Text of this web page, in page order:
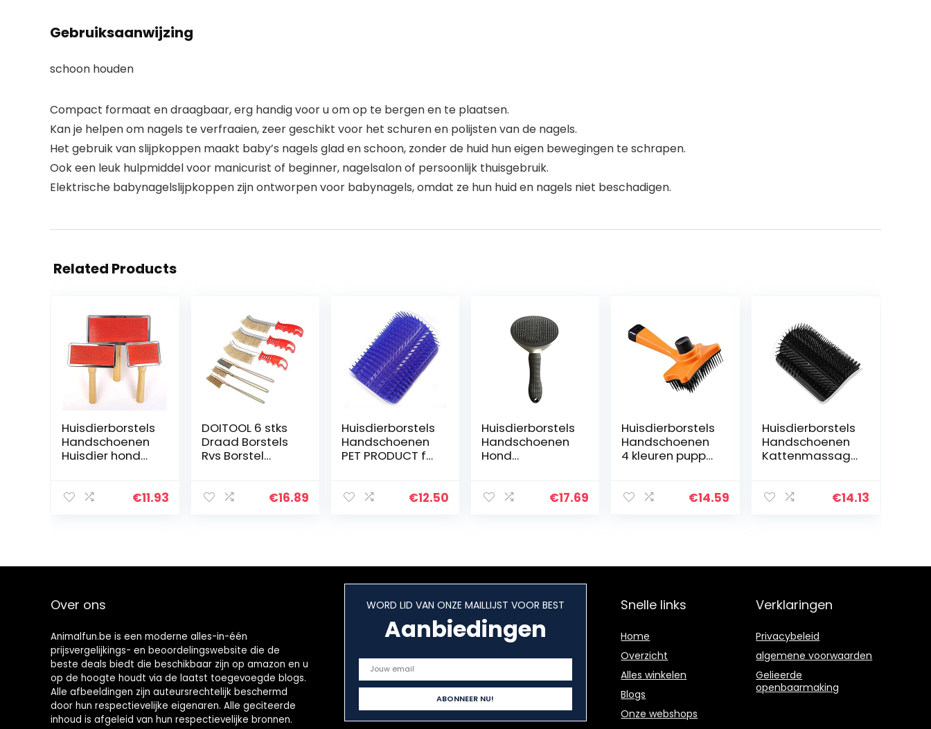
Gebruiksaanwijzing
schoon houden
Compact formaat en draagbaar, erg handig voor u om op te bergen en te plaatsen.
Kan je helpen om nagels te verfraaien, zeer geschikt voor het schuren en polijsten van de nagels.
Het gebruik van slijpkoppen maakt baby’s nagels glad en schoon, zonder de huid hun eigen bewegingen te schrapen.
Ook een leuk hulpmiddel voor manicurist of beginner, nagelsalon of persoonlijk thuisgebruik.
Elektrische babynagelslijpkoppen zijn ontworpen voor babynagels, omdat ze hun huid en nagels niet beschadigen.
Related Products
Huisdierborstels
Handschoenen
Huisdier hond
gilling
€11.93
DOITOOL 6 stks
Draad Borstels
Rvs Borstel
Tandenborstel
€16.89
Huisdierborstels
Handschoenen
PET PRODUCT for
Muurborstel
met…
€12.50
Huisdierborstels
Handschoenen
Hond
Grooming Cats
€17.69
Huisdierborstels
Handschoenen
4 kleuren puppy
plastic huisdier
€14.59
Huisdierborstels
Handschoenen
Kattenmassage
wrijft het gezicht
€14.13
Over ons
Animalfun.be is een moderne alles-in-één
prijsvergelijkings- en beoordelingswebsite die de
beste deals biedt die beschikbaar zijn op amazon en u
op de hoogte houdt via de laatst toegevoegde blogs.
Alle afbeeldingen zijn auteursrechtelijk beschermd
door hun respectievelijke eigenaren. Alle geciteerde
inhoud is afgeleid van hun respectievelijke bronnen.
WORD LID VAN ONZE MAILLIJST VOOR BEST
Aanbiedingen
Snelle links
Home
Overzicht
Alles winkelen
Blogs
Onze webshops
Verklaringen
Privacybeleid
algemene voorwaarden
Gelieerde
openbaarmaking